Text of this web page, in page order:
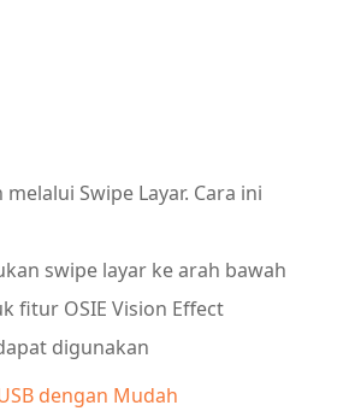
Swipe Layar. Cara ini
swipe layar ke arah bawah
fitur OSIE Vision Effect
digunakan
dengan Mudah